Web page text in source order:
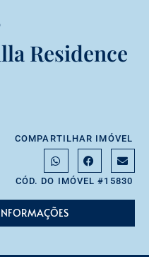
Residence
COMPARTILHAR IMÓVEL
CÓD. DO IMÓVEL #15830